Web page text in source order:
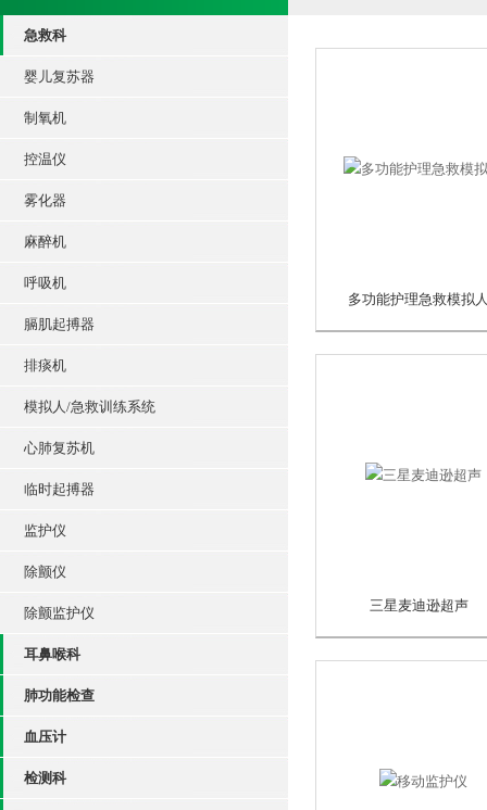
急救科
婴儿复苏器
制氧机
控温仪
雾化器
麻醉机
呼吸机
膈肌起搏器
排痰机
模拟人/急救训练系统
心肺复苏机
临时起搏器
监护仪
除颤仪
除颤监护仪
耳鼻喉科
肺功能检查
血压计
检测科
多功能护理急救模拟
三星麦迪逊超声